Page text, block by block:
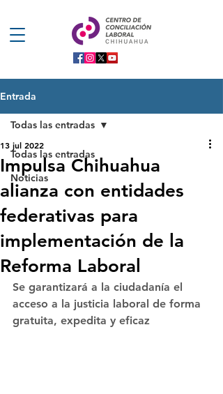
Entrada
Todas las entradas
Noticias
Todas las entradas
Impulsa Chihuahua
alianza con entidades
federativas para
implementación de la
Reforma Laboral
13 jul 2022
Se garantizará a la ciudadanía el
acceso a la justicia laboral de forma
gratuita, expedita y eficaz